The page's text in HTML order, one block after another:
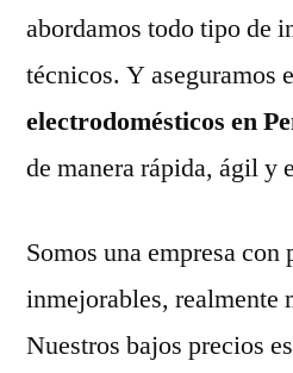
abordamos todo tipo de
técnicos. Y aseguramos
electrodomésticos en
de manera rápida, ágil y
Somos una empresa con
inmejorables, realmente
Nuestros bajos precios